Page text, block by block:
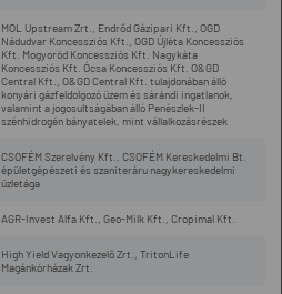
MOL Upstream Zrt., Endrőd Gázipari Kft., OGD
Nádudvar Koncessziós Kft., OGD Újléta Koncessziós
Kft. Mogyoród Koncessziós Kft. Nagykáta
Koncessziós Kft. Ócsa Koncessziós Kft. O&GD
Central Kft., O&GD Central Kft. tulajdonában álló
konyári gázfeldolgozó üzem és sárándi ingatlanok,
valamint a jogosultságában álló Penészlek-II
szénhidrogén bányatelek, mint vállalkozásrészek
CSOFÉM Szerelvény Kft., CSOFÉM Kereskedelmi Bt.
épületgépészeti és szaniteráru nagykereskedelmi
üzletága
AGR-Invest Alfa Kft., Geo-Milk Kft., Cropimal Kft.
High Yield Vagyonkezelő Zrt., TritonLife
Magánkórházak Zrt.